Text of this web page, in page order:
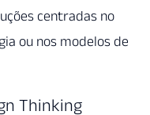
centradas no
ou nos modelos de
Thinking